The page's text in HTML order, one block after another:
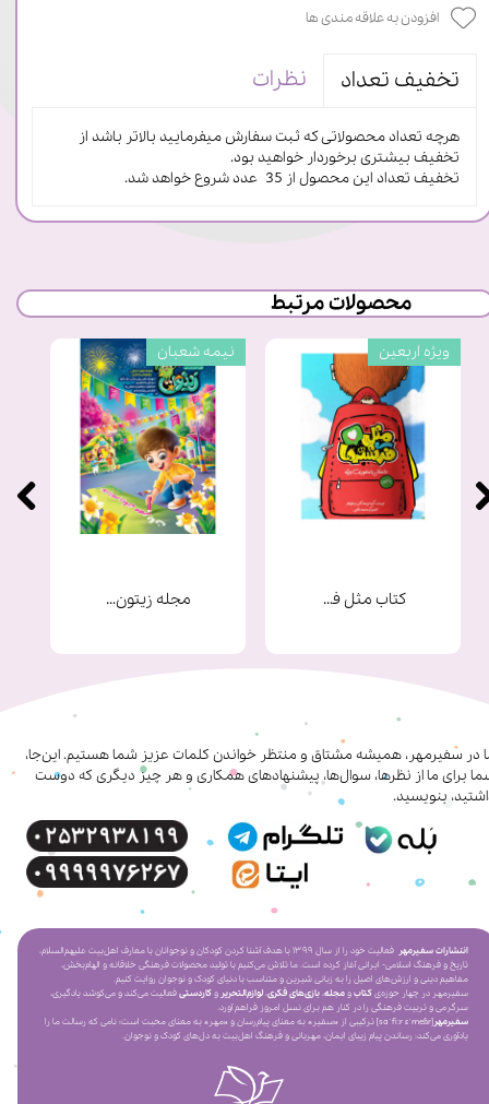
افزودن به علاقه مندی ها
تخفیف تعداد نظرات
هرچه تعداد محصولاتی که ثبت سفارش میفرمایید بالاتر باشد از
تخفیف بیشتری برخوردار خواهید بود.
تخفیف تعداد این محصول از 35 عدد شروع خواهد شد.
محصولات مرتبط
مجله زیتون شماره 9
نیمه شعبان
کتاب مثل فرشته ها
ویژه اربعین
در سفیرمهر، همیشه مشتاق و منتظر خواندن کلمات عزیز شما هستیم. این‌جا،
برای ما از نظرها، سوال‌ها، پیشنهادهای همکاری‌ و هر چیز دیگری که دوست
بنویسید.
انتشارات سفیرمهر
فعالیت خود را از سال ۱۳۹۹ با هدف آشنا کردن کودکان و نوجوانان با معارف اهل‌بیت علیهم‌السلام،
تاریخ و فرهنگ اسلامی- ایرانی آغاز کرده است. ما تلاش می‌کنیم با تولید محصولات فرهنگی خلاقانه و الهام‌بخش،
مفاهیم دینی و ارزش‌های اصیل را به زبانی شیرین و متناسب با دنیای کودک و نوجوان روایت کنیم.
سفیرمهر در چهار حوزه‌یکتابومجله،بازی‌های فکری،لوازم‌التحریروکاردستیفعالیت می‌کند و می‌کوشد یادگیری،
سرگرمی و تربیت فرهنگی را در کنار هم برای نسل امروز فراهم آورد.
سفیرمهر
[saˈfiːr ɛˈmeɦr] ترکیبی از «سفیر» به معنای پیام‌رسان و «مهر» به معنای محبت است؛ نامی که رسالت ما را
یادآوری می‌کند: رساندن پیام زیبای ایمان، مهربانی و فرهنگ اهل‌بیت به دل‌های کودک و نوجوان.